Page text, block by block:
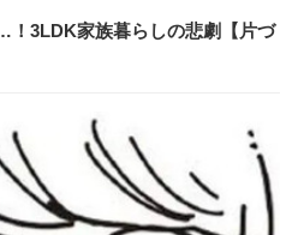
！3LDK家族暮らしの悲劇【片づ